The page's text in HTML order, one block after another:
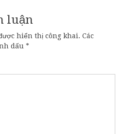
luận
hiển thị công khai. Các
dấu *